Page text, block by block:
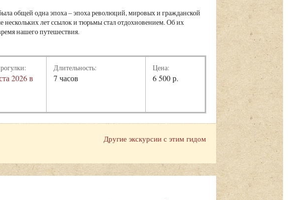
общей одна эпоха – эпоха революций, мировых и гражданской
лет ссылок и тюрьмы стал отдохновением. Об их
нашего путешествия.
2026 в
Длительность:
7 часов
Цена:
6 500 р.
Другие экскурсии с этим гидом